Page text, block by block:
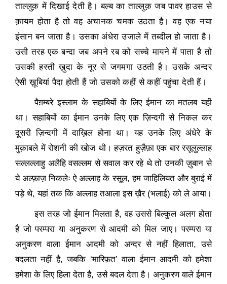
ताल्लुक़ में दिखाई देती है। बल्ब का ताल्लुक़ जब पावर हाउस से
क़ायम होता है तो वह अचानक चमक उठता है। वह एक नया
इंसान बन जाता है। उसका अंधेरा उजाले में तब्दील हो जाता है।
उसी तरह एक बन्दा जब अपने रब को सच्चे मायने में पाता है तो
उसकी हस्ती ख़ुदा के नूर से जगमगा उठती है। उसके अन्दर
ऐसी ख़ूबियां पैदा होती हैं जो उसको कहीं से कहीं पहुंचा देती हैं।
पैग़म्बरे इस्लाम के सहाबियों के लिए ईमान का मतलब यही
था। सहाबियों का ईमान उनके लिए एक ज़िन्दगी से निकल कर
दूसरी ज़िन्दगी में दाख़िल होना था। यह उनके लिए अंधेरे के
मुक़ाबले में रोशनी की खोज थी। हज़रत हुज़ैफ़ा एक बार रसूलुल्लाह
सल्लल्लाहु अलैहि वसल्लम से सवाल कर रहे थे तो उनकी ज़ुबान से
ये अल्फ़ाज़ निकलेः ऐ अल्लाह के रसूल,हम जाहिलियत और बुराई में
पड़े थे,यहां तक कि अल्लाह तआला इस ख़ैर (भलाई) को ले आया।
इस तरह जो ईमान मिलता है,वह उससे बिल्कुल अलग होता
है जो परम्परा या अनुकरण से आदमी को मिल जाए। परम्परा या
अनुकरण वाला ईमान आदमी को अन्दर से नहीं हिलाता,उसे
बदलता नहीं है,जबकि ‘मारिफ़त’वाला ईमान आदमी को हमेशा
हमेशा के लिए हिला देता है,उसे बदल देता है। अनुकरण वाले ईमान